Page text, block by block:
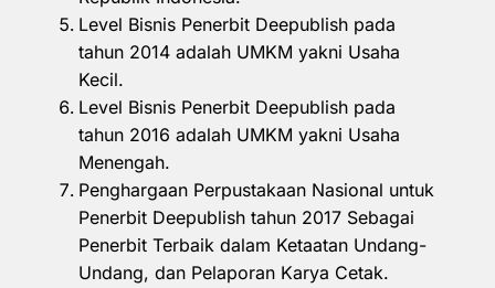
Level Bisnis Penerbit Deepublish pada
tahun 2014 adalah UMKM yakni Usaha
Kecil.
Level Bisnis Penerbit Deepublish pada
tahun 2016 adalah UMKM yakni Usaha
Menengah.
Penghargaan Perpustakaan Nasional untuk
Penerbit Deepublish tahun 2017 Sebagai
Penerbit Terbaik dalam Ketaatan Undang-
Undang, dan Pelaporan Karya Cetak.